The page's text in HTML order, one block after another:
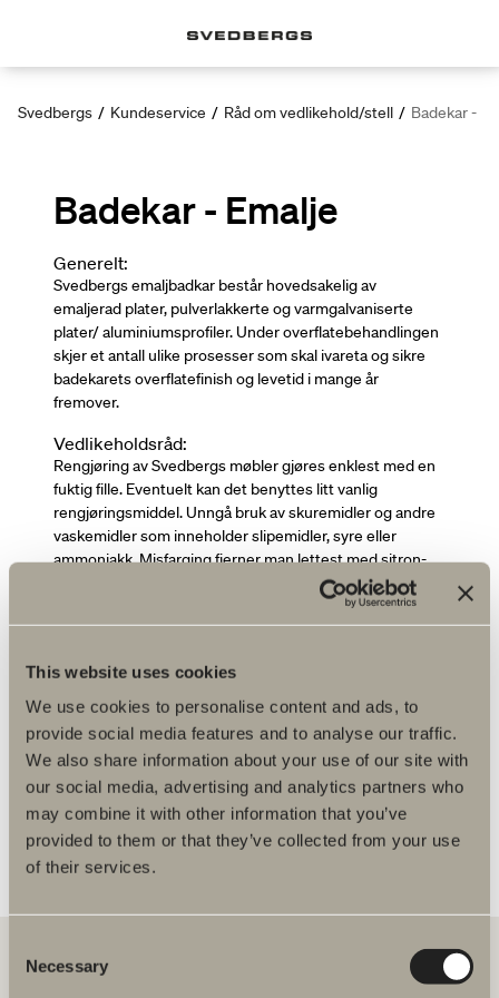
This website uses cookies
We use cookies to personalise content and ads, to
provide social media features and to analyse our traffic.
We also share information about your use of our site with
our social media, advertising and analytics partners who
may combine it with other information that you’ve
provided to them or that they’ve collected from your use
of their services.
Selection
Necessary
Svedbergs / Kundeservice / Råd om vedlikehold/stell / Badekar -
Badekar - Emalje
Generelt:
Svedbergs emaljbadkar består hovedsakelig av
emaljerad plater, pulverlakkerte og varmgalvaniserte
plater/ aluminiumsprofiler. Under overflatebehandlingen
skjer et antall ulike prosesser som skal ivareta og sikre
badekarets overflatefinish og levetid i mange år
fremover.
Vedlikeholdsråd:
Rengjøring av Svedbergs møbler gjøres enklest med en
fuktig fille. Eventuelt kan det benyttes litt vanlig
rengjøringsmiddel. Unngå bruk av skuremidler og andre
vaskemidler som inneholder slipemidler, syre eller
ammoniakk. Misfarging fjerner man lettest med sitron-
eller vinsyre, som deretter skylles nøye vekk med rikelig
mengder vann. Kalkavleiringer kan fjernes med
husholdningseddik som varmes opp til 50 °C. Gni
stund. Gjenta behandlingen ved behov. Flatene tørkes av
med et frotehåndkle eller andre myke tekstiler.
Du er kanskje interessert i
Badekar - Akryl/Lucite